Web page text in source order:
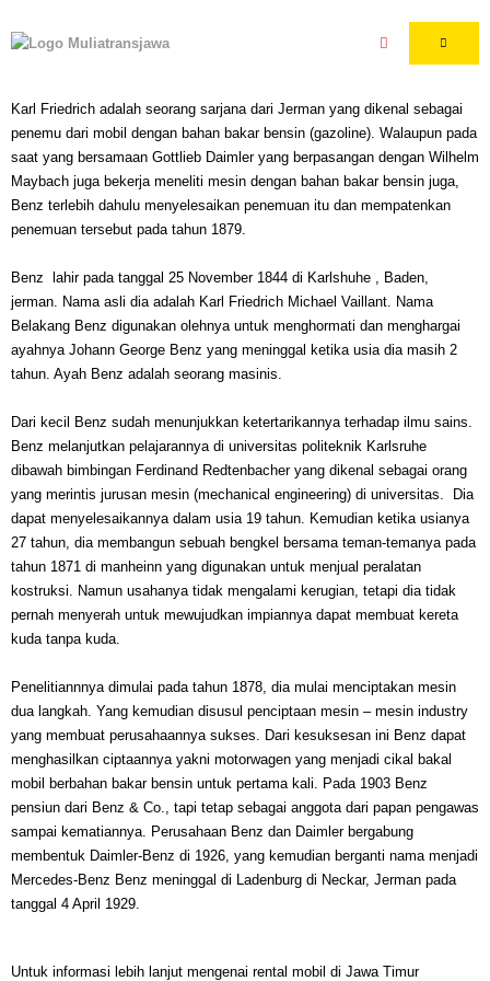
Karl Friedrich adalah seorang sarjana dari Jerman yang dikenal sebagai
penemu dari mobil dengan bahan bakar bensin (gazoline). Walaupun pada
saat yang bersamaan Gottlieb Daimler yang berpasangan dengan Wilhelm
Maybach juga bekerja meneliti mesin dengan bahan bakar bensin juga,
Benz terlebih dahulu menyelesaikan penemuan itu dan mempatenkan
penemuan tersebut pada tahun 1879.
Benz lahir pada tanggal 25 November 1844 di Karlshuhe , Baden,
jerman. Nama asli dia adalah Karl Friedrich Michael Vaillant. Nama
Belakang Benz digunakan olehnya untuk menghormati dan menghargai
ayahnya Johann George Benz yang meninggal ketika usia dia masih 2
tahun. Ayah Benz adalah seorang masinis.
Dari kecil Benz sudah menunjukkan ketertarikannya terhadap ilmu sains.
Benz melanjutkan pelajarannya di universitas politeknik Karlsruhe
dibawah bimbingan Ferdinand Redtenbacher yang dikenal sebagai orang
yang merintis jurusan mesin (mechanical engineering) di universitas. Dia
dapat menyelesaikannya dalam usia 19 tahun. Kemudian ketika usianya
27 tahun, dia membangun sebuah bengkel bersama teman-temanya pada
tahun 1871 di manheinn yang digunakan untuk menjual peralatan
kostruksi. Namun usahanya tidak mengalami kerugian, tetapi dia tidak
pernah menyerah untuk mewujudkan impiannya dapat membuat kereta
kuda tanpa kuda.
Penelitiannnya dimulai pada tahun 1878, dia mulai menciptakan mesin
dua langkah. Yang kemudian disusul penciptaan mesin – mesin industry
yang membuat perusahaannya sukses. Dari kesuksesan ini Benz dapat
menghasilkan ciptaannya yakni motorwagen yang menjadi cikal bakal
mobil berbahan bakar bensin untuk pertama kali. Pada 1903 Benz
pensiun dari Benz & Co., tapi tetap sebagai anggota dari papan pengawas
sampai kematiannya. Perusahaan Benz dan Daimler bergabung
membentuk Daimler-Benz di 1926, yang kemudian berganti nama menjadi
Mercedes-Benz Benz meninggal di Ladenburg di Neckar, Jerman pada
tanggal 4 April 1929.
Untuk informasi lebih lanjut mengenai rental mobil di Jawa Timur